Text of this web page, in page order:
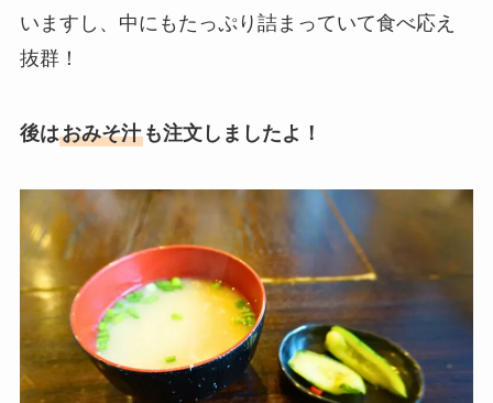
いますし、中にもたっぷり詰まっていて食べ応え
抜群！
後はおみそ汁も注文しましたよ！